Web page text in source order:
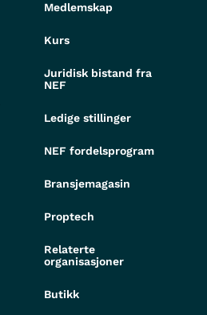
Medlemskap
Kurs
Juridisk bistand fra
NEF
Ledige stillinger
NEF fordelsprogram
Bransjemagasin
Proptech
Relaterte
organisasjoner
Butikk